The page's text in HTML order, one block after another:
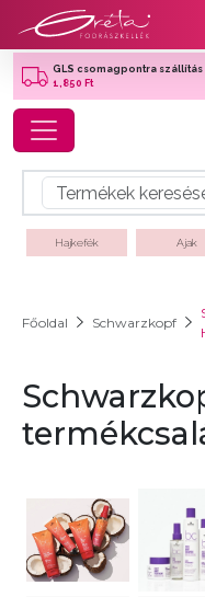
GLS csomagpontra szállítás
1,850 Ft
Toggle navigation
Hajkefék Ajak
Főoldal Schwarzkopf